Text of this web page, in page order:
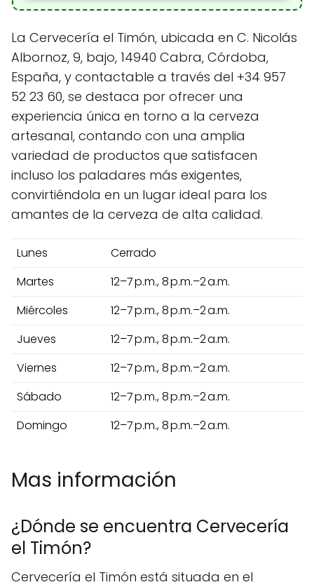
La Cervecería el Timón, ubicada en C. Nicolás
Albornoz, 9, bajo, 14940 Cabra, Córdoba,
España, y contactable a través del +34 957
52 23 60, se destaca por ofrecer una
experiencia única en torno a la cerveza
artesanal, contando con una amplia
variedad de productos que satisfacen
incluso los paladares más exigentes,
convirtiéndola en un lugar ideal para los
amantes de la cerveza de alta calidad.
Lunes
Cerrado
Martes
12–7 p.m., 8 p.m.–2 a.m.
Miércoles
12–7 p.m., 8 p.m.–2 a.m.
Jueves
12–7 p.m., 8 p.m.–2 a.m.
Viernes
12–7 p.m., 8 p.m.–2 a.m.
Sábado
12–7 p.m., 8 p.m.–2 a.m.
Domingo
12–7 p.m., 8 p.m.–2 a.m.
Mas información
¿Dónde se encuentra Cervecería
el Timón?
Cervecería el Timón está situada en el